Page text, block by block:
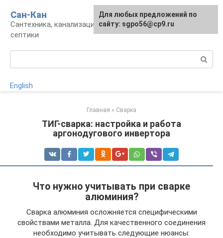
контенту
Сан-Кан
Сантехника, канализация, водопровод,
септики
English
Главная » Сварка
ТИГ-сварка: настройка и работа
аргонодугового инвертора
Что нужно учитывать при сварке
алюминия?
Сварка алюминия осложняется специфическими
свойствами металла. Для качественного соединения
необходимо учитывать следующие нюансы:
Для любых предложений по
сайту: sgpo56@cp9.ru